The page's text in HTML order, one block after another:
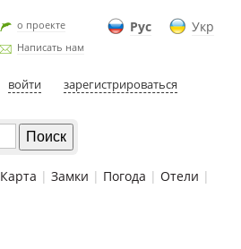
Рус Укр
о проекте
Написать нам
войти зарегистрироваться
Карта | Замки | Погода | Отели |